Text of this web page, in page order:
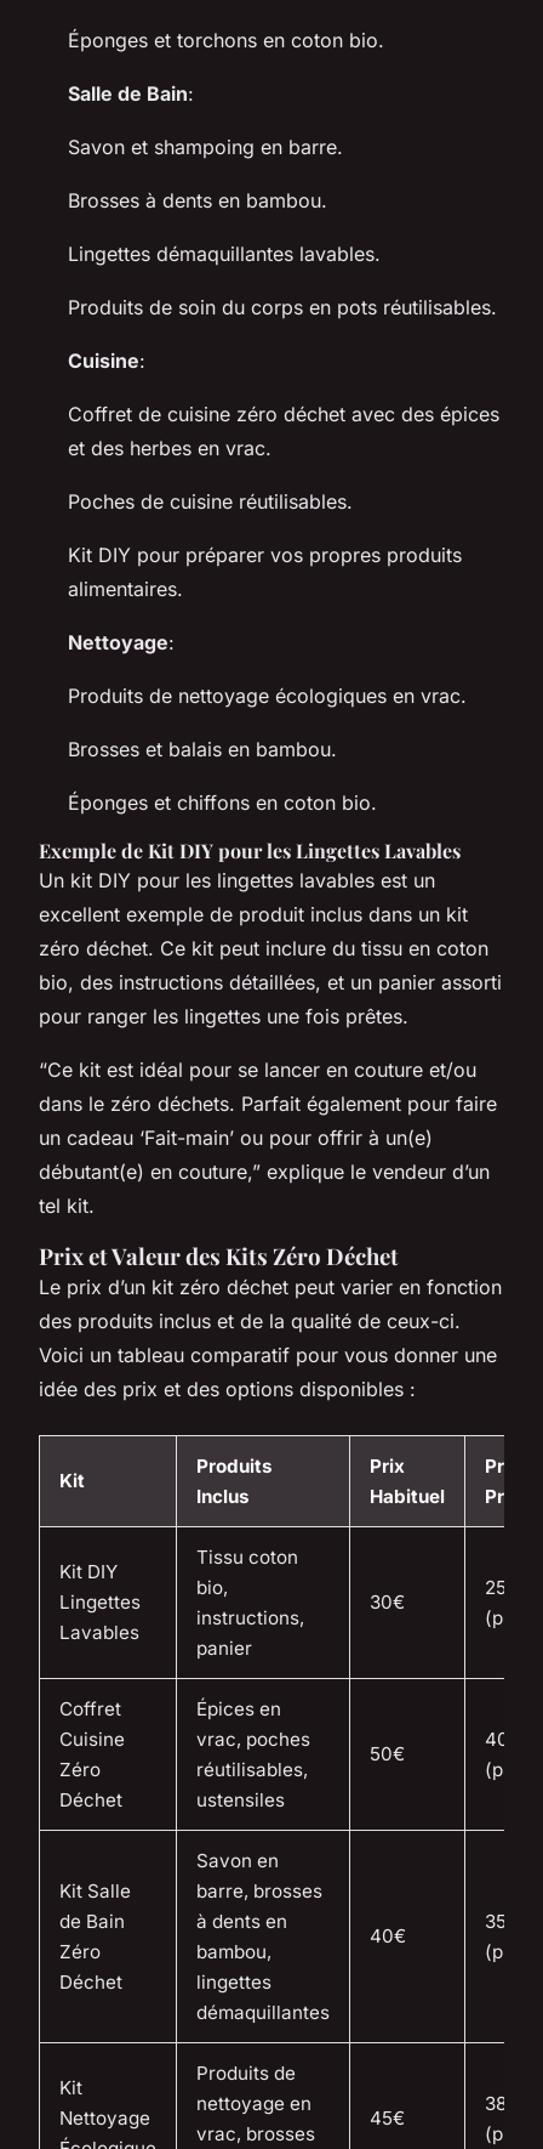
Éponges et torchons en coton bio.
Salle de Bain:
Savon et shampoing en barre.
Brosses à dents en bambou.
Lingettes démaquillantes lavables.
Produits de soin du corps en pots réutilisables.
Cuisine:
Coffret de cuisine zéro déchet avec des épices
et des herbes en vrac.
Poches de cuisine réutilisables.
Kit DIY pour préparer vos propres produits
alimentaires.
Nettoyage:
Produits de nettoyage écologiques en vrac.
Brosses et balais en bambou.
Éponges et chiffons en coton bio.
Exemple de Kit DIY pour les Lingettes Lavables
Un kit DIY pour les lingettes lavables est un
excellent exemple de produit inclus dans un kit
zéro déchet. Ce kit peut inclure du tissu en coton
bio, des instructions détaillées, et un panier assorti
pour ranger les lingettes une fois prêtes.
“Ce kit est idéal pour se lancer en couture et/ou
dans le zéro déchets. Parfait également pour faire
un cadeau ‘Fait-main’ ou pour offrir à un(e)
débutant(e) en couture,” explique le vendeur d’un
tel kit.
Prix et Valeur des Kits Zéro Déchet
Le prix d’un kit zéro déchet peut varier en fonction
des produits inclus et de la qualité de ceux-ci.
Voici un tableau comparatif pour vous donner une
idée des prix et des options disponibles :
Kit
Produits
Inclus
Prix
Habituel
Prix
Kit DIY
Lingettes
Lavables
Tissu coton
bio,
instructions,
panier
30€
25€
Coffret
Cuisine
Zéro
Déchet
Épices en
vrac, poches
réutilisables,
ustensiles
50€
40€
Kit Salle
de Bain
Zéro
Déchet
Savon en
barre, brosses
à dents en
bambou,
lingettes
démaquillantes
40€
35€
Kit
Nettoyage
Produits de
nettoyage en
vrac, brosses
45€
38€